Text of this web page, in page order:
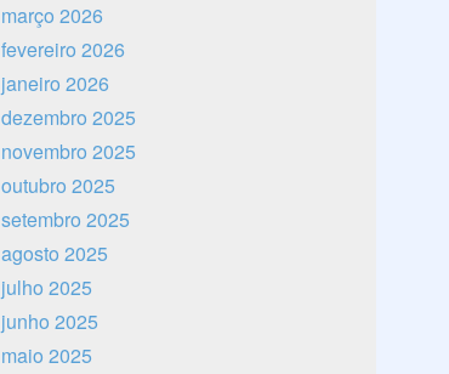
março 2026
fevereiro 2026
janeiro 2026
dezembro 2025
novembro 2025
outubro 2025
setembro 2025
agosto 2025
julho 2025
junho 2025
maio 2025